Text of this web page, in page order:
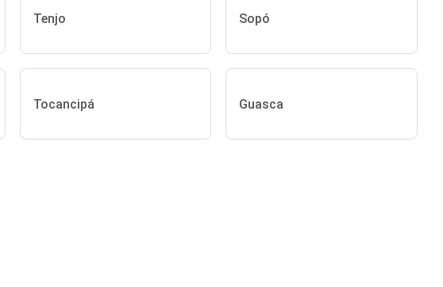
Tenjo Sopó
Tocancipá Guasca